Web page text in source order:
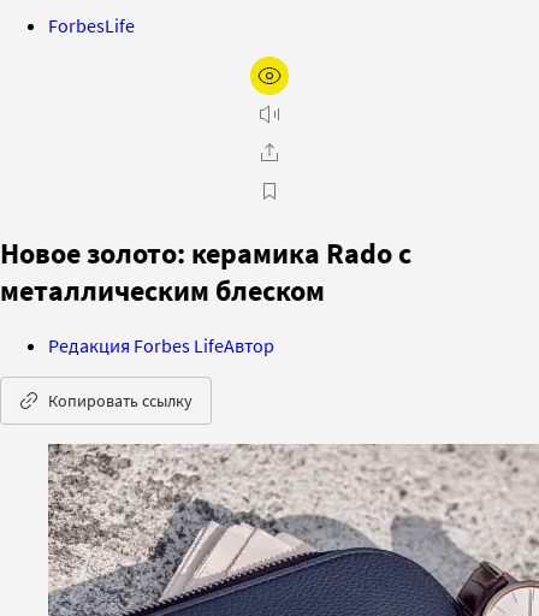
ForbesLife
Новое золото: керамика Rado с
металлическим блеском
Редакция Forbes LifeАвтор
Копировать ссылку